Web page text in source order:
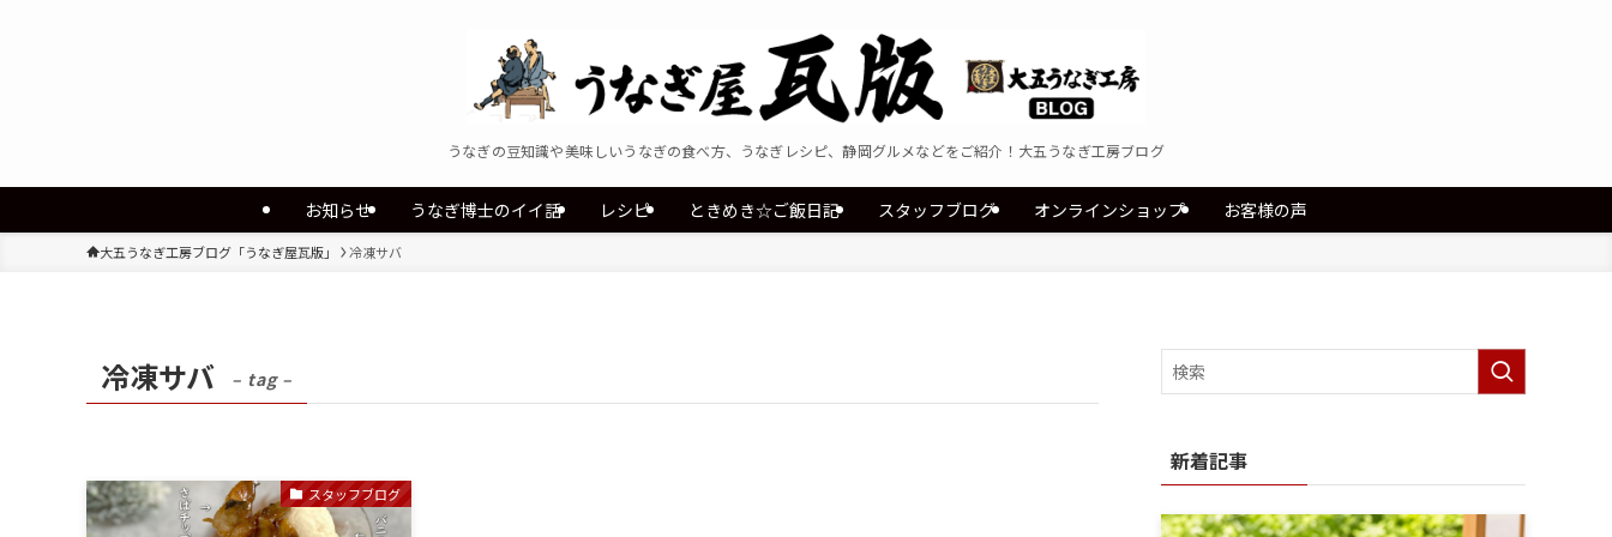
うなぎの豆知識や美味しいうなぎの食べ方、うなぎレシピ、静岡グルメなどをご紹介！大五うなぎ工房ブログ
お知らせ うなぎ博士のイイ話 レシピ ときめき☆ご飯日記 スタッフブログ オンラインショップ お客様の声
大五うなぎ工房ブログ「うなぎ屋瓦版」 冷凍サバ
冷凍サバ – tag –
スタッフブログ
新着記事